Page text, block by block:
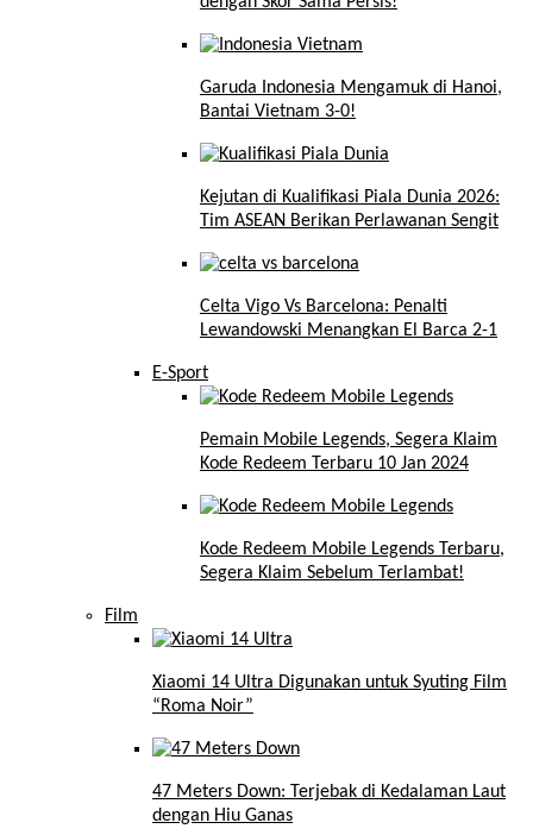
Garuda Indonesia Mengamuk di Hanoi,
Bantai Vietnam 3-0!
Kejutan di Kualifikasi Piala Dunia 2026:
Tim ASEAN Berikan Perlawanan Sengit
Celta Vigo Vs Barcelona: Penalti
Lewandowski Menangkan El Barca 2-1
E-Sport
Pemain Mobile Legends, Segera Klaim
Kode Redeem Terbaru 10 Jan 2024
Kode Redeem Mobile Legends Terbaru,
Segera Klaim Sebelum Terlambat!
Film
Xiaomi 14 Ultra Digunakan untuk Syuting Film
“Roma Noir”
47 Meters Down: Terjebak di Kedalaman Laut
dengan Hiu Ganas